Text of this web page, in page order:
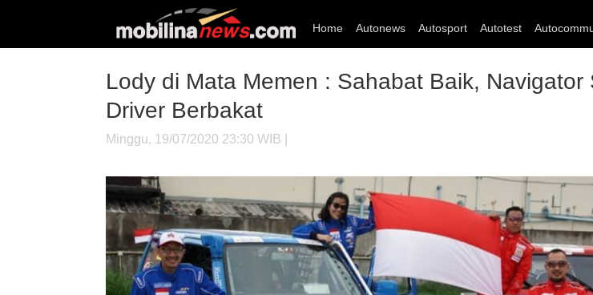
Home Autonews Autosport Autotest
Lody di Mata Memen : Sahabat Baik, Navigator
Driver Berbakat
Minggu, 19/07/2020 23:30 WIB |